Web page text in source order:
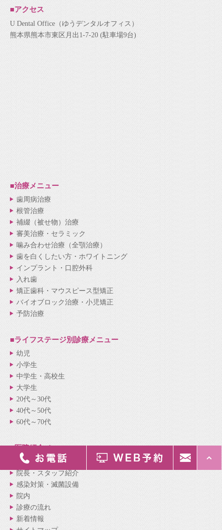
■アクセス
U Dental Office（ゆうデンタルオフィス）
熊本県熊本市東区月出1-7-20 (駐車場9台)
■治療メニュー
歯周病治療
根管治療
補綴（被せ物）治療
審美治療・セラミック
噛み合わせ治療（全顎治療）
歯を白くしたい方・ホワイトニング
インプラント・口腔外科
入れ歯
矯正歯科・マウスピース型矯正
バイオブロック治療・小児矯正
予防治療
■ライフステージ別診療メニュー
幼児
小学生
中学生・高校生
大学生
20代～30代
40代～50代
60代～70代
■医院紹介メニュー
医院紹介
院長・スタッフ紹介
感染対策・滅菌設備
院内
診療の流れ
新着情報